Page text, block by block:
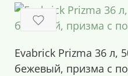
Evabrick Prizma 36 л,
бежевый, призма с